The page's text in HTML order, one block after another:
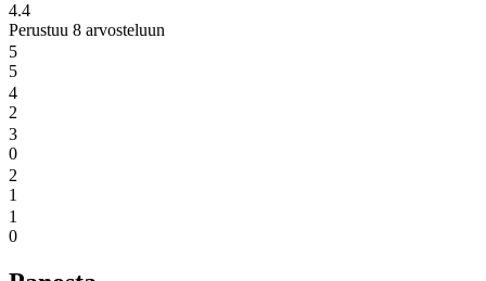
4.4
Perustuu 8 arvosteluun
5
5
4
2
3
0
2
1
1
0